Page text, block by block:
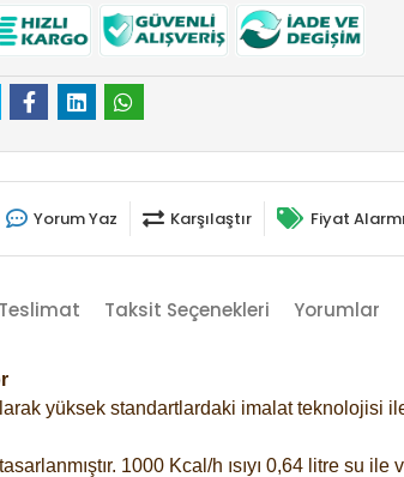
Yorum Yaz Karşılaştır Fiyat Alarmı
Taksit Seçenekleri Yorumlar
yüksek standartlardaki imalat teknolojisi
1000 Kcal/h ısıyı 0,64 litre su